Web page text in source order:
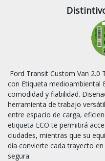
con Etiqueta medioambiental
comodidad y fiabilidad.
herramienta de trabajo
entre espacio de carga,
etiqueta ECO te permitirá
ciudades, mientras que su
día convierte cada trayecto
segura.